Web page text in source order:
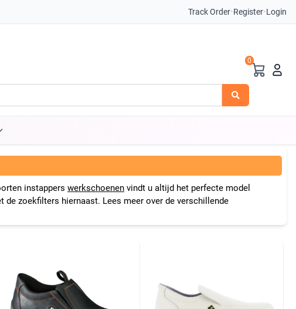
Track Order•Register•Login
0
instappers werkschoenen vindt u altijd het perfecte model
zoekfilters hiernaast. Lees meer over de verschillende